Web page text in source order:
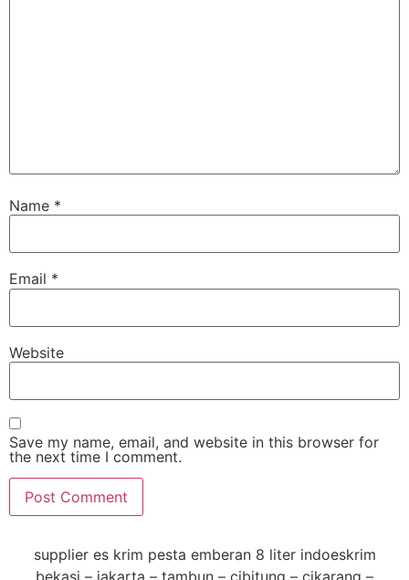
Name *
Email *
Website
Save my name, email, and website in this browser for
the next time I comment.
supplier es krim pesta emberan 8 liter indoeskrim